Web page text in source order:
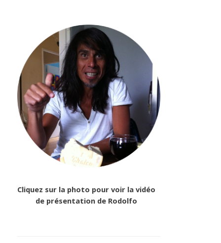
Cliquez sur la photo pour voir la vidéo
de présentation de Rodolfo